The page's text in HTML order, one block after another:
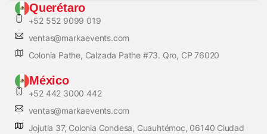
Querétaro
+52 552 9099 019
ventas@markaevents.com
Colonia Pathe, Calzada Pathe #73. Qro, CP 76020
México
+52 442 3000 442
ventas@markaevents.com
Jojutla 37, Colonia Condesa, Cuauhtémoc, 06140 Ciudad